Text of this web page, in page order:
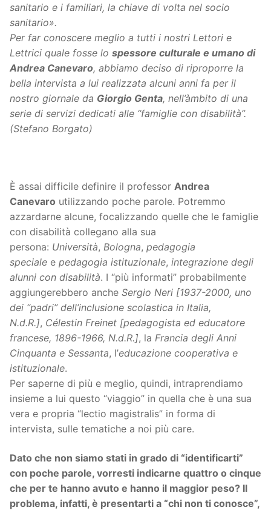
sanitario e i familiari, la chiave di volta nel socio
sanitario».
Per far conoscere meglio a tutti i nostri Lettori e
Lettrici quale fosse lo spessore culturale e umano di
Andrea Canevaro, abbiamo deciso di riproporre la
bella intervista a lui realizzata alcuni anni fa per il
nostro giornale da Giorgio Genta, nell’àmbito di una
serie di servizi dedicati alle “famiglie con disabilità”.
(Stefano Borgato)
È assai difficile definire il professor Andrea
Canevaro utilizzando poche parole. Potremmo
azzardarne alcune, focalizzando quelle che le famiglie
con disabilità collegano alla sua
persona: Università, Bologna, pedagogia
speciale e pedagogia istituzionale, integrazione degli
alunni con disabilità. I “più informati” probabilmente
aggiungerebbero anche Sergio Neri [1937-2000, uno
dei “padri” dell’inclusione scolastica in Italia,
N.d.R.], Célestin Freinet [pedagogista ed educatore
francese, 1896-1966, N.d.R.], la Francia degli Anni
Cinquanta e Sessanta, l’educazione cooperativa e
istituzionale.
Per saperne di più e meglio, quindi, intraprendiamo
insieme a lui questo “viaggio” in quella che è una sua
vera e propria “lectio magistralis” in forma di
intervista, sulle tematiche a noi più care.
Dato che non siamo stati in grado di “identificarti”
con poche parole, vorresti indicarne quattro o cinque
che per te hanno avuto e hanno il maggior peso? Il
problema, infatti, è presentarti a “chi non ti conosce”,